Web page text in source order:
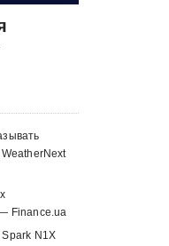
Finance.ua
N1X